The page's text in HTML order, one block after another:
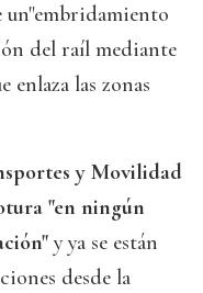
un"embridamiento
del raíl mediante
enlaza las zonas
y Movilidad
"en ningún
y ya se están
desde la